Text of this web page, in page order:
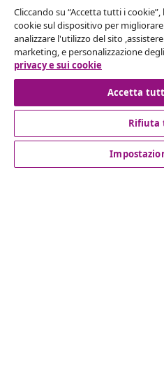
Recesso dal contratto
Invia una richiesta di
Recesso
Servizio clienti
Cliccando su “Accetta tutti i
cookie sul dispositivo per
analizzare l'utilizzo del sito
marketing, e personalizzazione
privacy e sui cookie
Accetta